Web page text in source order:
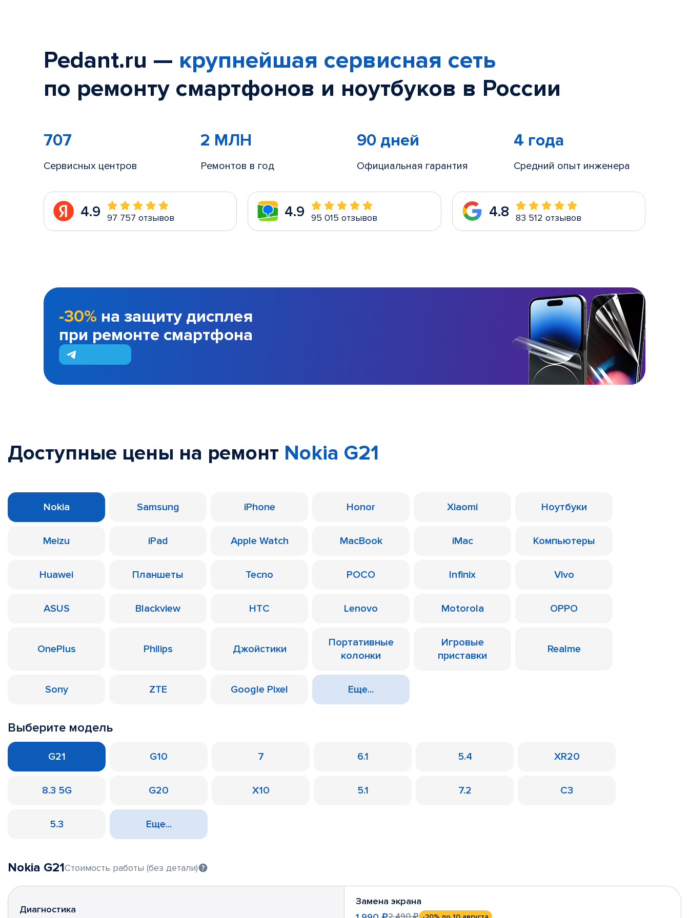
Pedant.ru — крупнейшая сервисная сеть
по ремонту смартфонов и ноутбуков в России
707
Сервисных центров
2 МЛН
Ремонтов в год
90 дней
Официальная гарантия
4 года
Средний опыт инженера
4.9 97 757 отзывов 4.9 95 015 отзывов 4.8 83 512 отзывов
-30% на защиту дисплея
при ремонте смартфона
Доступные цены на ремонт Nokia G21
Nokia Samsung iPhone Honor Xiaomi Ноутбуки
Meizu iPad Apple Watch MacBook iMac Компьютеры
Huawei Планшеты Tecno POCO Infinix Vivo
ASUS Blackview HTC Lenovo Motorola OPPO
OnePlus Philips Джойстики
Портативные
колонки
Игровые
приставки
Realme
Sony ZTE Google Pixel Еще...
Выберите модель
G21 G10 7 6.1 5.4 XR20
8.3 5G G20 X10 5.1 7.2 C3
5.3 Еще...
Nokia G21Стоимость работы (без детали)
Диагностика
Замена экрана